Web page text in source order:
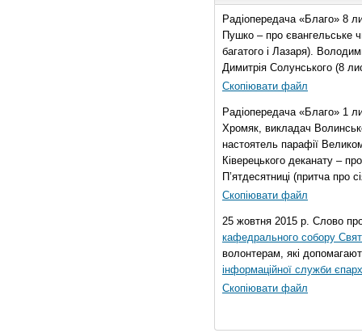
Радіопередача «Благо» 8
Пушко – про євангельське
багатого і Лазаря).
Димитрія Солунського (8
Скопіювати файл
Радіопередача «Благо» 1
Хромяк, викладач
настоятель парафії
Ківерецького деканату –
П’ятдесятниці (притча про
Скопіювати файл
25 жовтня 2015 р. Слово
кафедрального собору
волонтерам, які
інформаційної служби
Скопіювати файл